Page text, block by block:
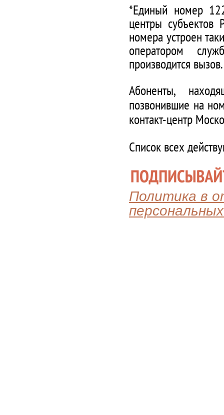
*Единый номер
центры субъектов
номера устроен
оператором
производится вызов.
Абоненты,
позвонившие на
контакт-центр
Список всех
Политика в